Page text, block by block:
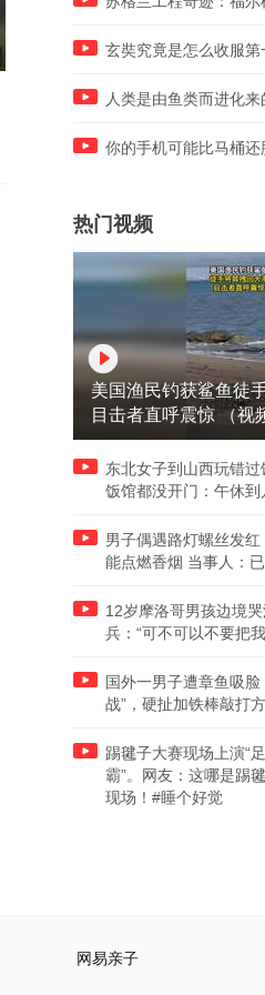
06:43
坟前存一物，子孙代代富
玄奘究竟是怎么收服第
人类是由鱼类而进化来
你的手机可能比马桶还
热门视频
美国渔民钓获鲨鱼徒
目击者直呼震惊 （视
息）
东北女子到山西玩错
饭馆都没开门：午休到
男子偶遇路灯螺丝发
能点燃香烟 当事人：
12岁摩洛哥男孩边境
兵：“可不可以不要把
国外一男子遭章鱼吸脸
战”，硬扯加铁棒敲打
踢毽子大赛现场上演“
霸”。网友：这哪是踢
现场！#睡个好觉
网易亲子